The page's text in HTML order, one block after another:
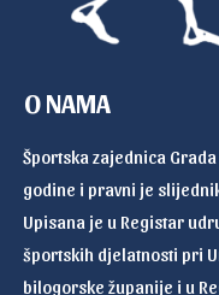
O NAMA
Športska zajednica
godine i pravni je
Upisana je u Registar
športskih djelatnosti pri
bilogorske županije i u